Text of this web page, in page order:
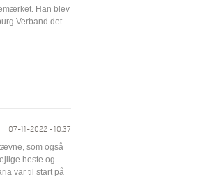
Han blev
Verband det
07-11-2022 - 10:37
som også
heste og
var til start på